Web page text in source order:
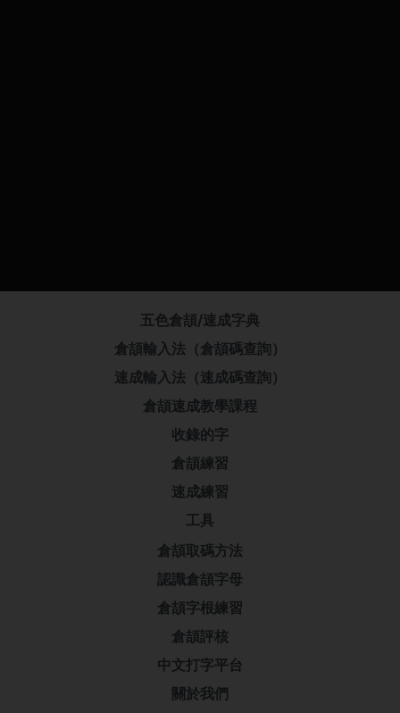
五色倉頡/速成字典
倉頡輸入法（倉頡碼查詢）
速成輸入法（速成碼查詢）
倉頡速成教學課程
收錄的字
倉頡練習
速成練習
工具
倉頡取碼方法
認識倉頡字母
倉頡字根練習
倉頡評核
中文打字平台
關於我們